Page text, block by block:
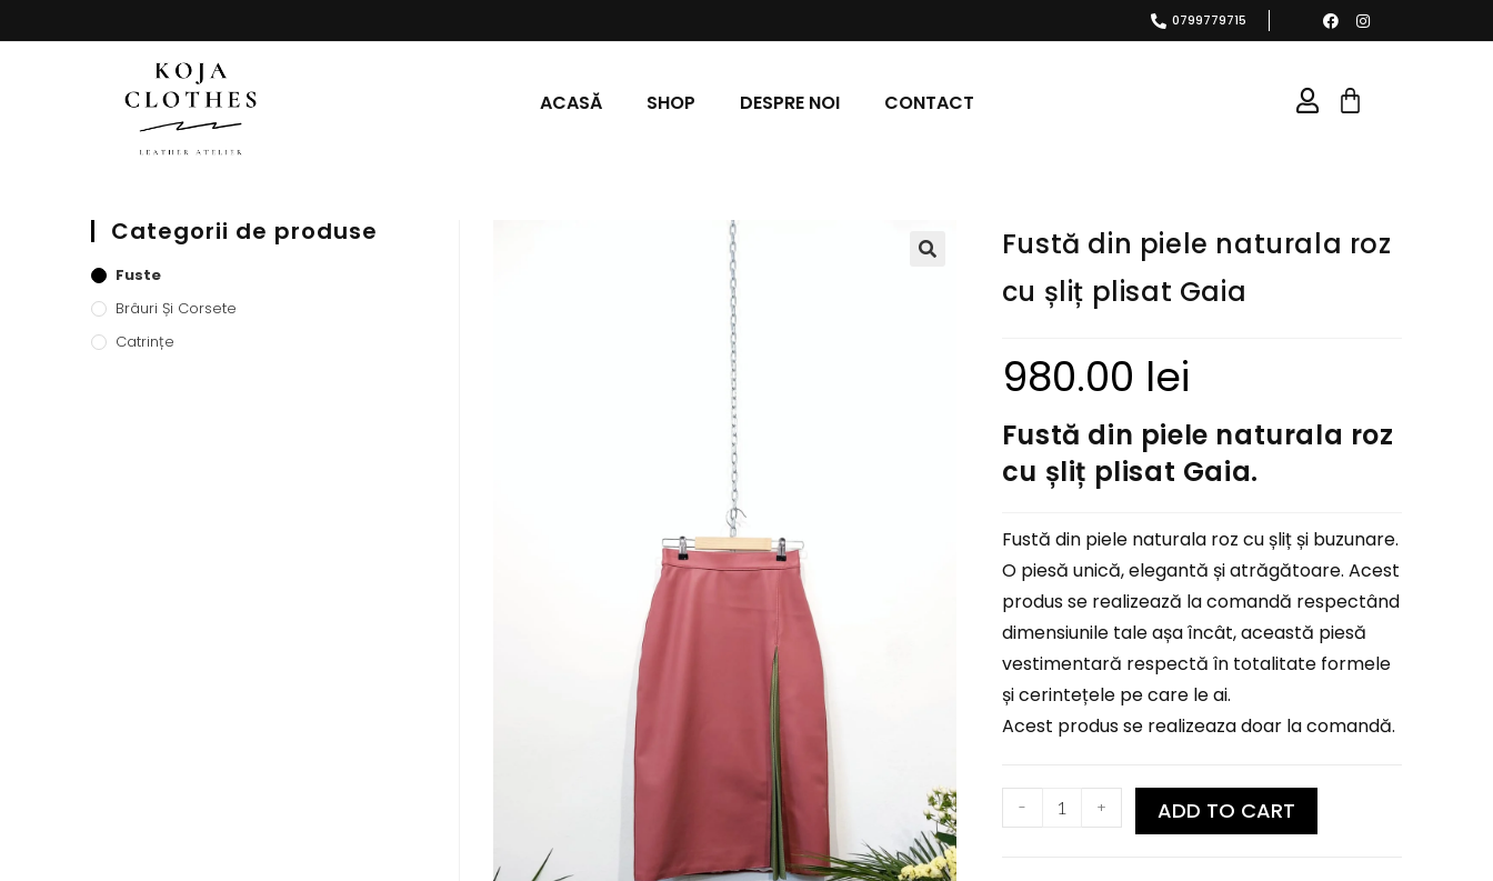
0799779715
ACASĂ SHOP DESPRE NOI CONTACT
Fustă din piele naturala roz
cu șliț plisat Gaia
980.00 lei
Fustă din piele naturala roz
cu șliț plisat Gaia.
Fustă din piele naturala roz cu șliț și buzunare.
O piesă unică, elegantă și atrăgătoare. Acest
produs se realizează la comandă respectând
dimensiunile tale așa încât, această piesă
vestimentară respectă în totalitate formele
și cerintețele pe care le ai.
Acest produs se realizeaza doar la comandă.
- + ADD TO CART
Categorii de produse
Fuste
Brâuri Și Corsete
Catrințe